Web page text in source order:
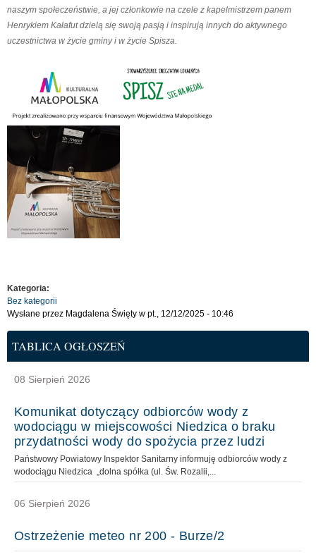
naszym społeczeństwie, a jej członkowie na czele z kapelmistrzem panem
Henrykiem Kałafut dzielą się swoją pasją i inspirują innych do aktywnego
uczestnictwa w życie gminy i w życie Spisza.
Kategoria:
Bez kategorii
Wysłane przez Magdalena Święty w pt., 12/12/2025 - 10:46
TABLICA OGŁOSZEŃ
08 Sierpień 2026
Komunikat dotyczący odbiorców wody z
wodociągu w miejscowości Niedzica o braku
przydatności wody do spożycia przez ludzi
Państwowy Powiatowy Inspektor Sanitarny informuję odbiorców wody z
wodociągu Niedzica „dolna spółka (ul. Św. Rozalii,...
06 Sierpień 2026
Ostrzeżenie meteo nr 200 - Burze/2